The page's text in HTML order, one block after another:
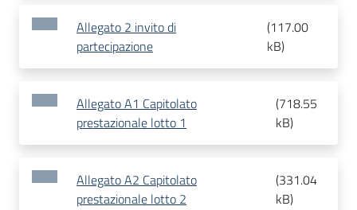
Allegato 2 invito di
partecipazione
(117.00
kB)
Allegato A1 Capitolato
prestazionale lotto 1
(718.55
kB)
Allegato A2 Capitolato
prestazionale lotto 2
(331.04
kB)